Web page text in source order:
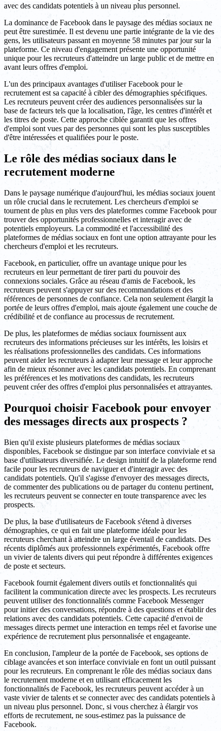
avec des candidats potentiels à un niveau plus personnel.
La dominance de Facebook dans le paysage des médias sociaux ne
peut être surestimée. Il est devenu une partie intégrante de la vie des
gens, les utilisateurs passant en moyenne 58 minutes par jour sur la
plateforme. Ce niveau d'engagement présente une opportunité
unique pour les recruteurs d'atteindre un large public et de mettre en
avant leurs offres d'emploi.
L'un des principaux avantages d'utiliser Facebook pour le
recrutement est sa capacité à cibler des démographies spécifiques.
Les recruteurs peuvent créer des audiences personnalisées sur la
base de facteurs tels que la localisation, l'âge, les centres d'intérêt et
les titres de poste. Cette approche ciblée garantit que les offres
d'emploi sont vues par des personnes qui sont les plus susceptibles
d'être intéressées et qualifiées pour le poste.
Le rôle des médias sociaux dans le
recrutement moderne
Dans le paysage numérique d'aujourd'hui, les médias sociaux jouent
un rôle crucial dans le recrutement. Les chercheurs d'emploi se
tournent de plus en plus vers des plateformes comme Facebook pour
trouver des opportunités professionnelles et interagir avec de
potentiels employeurs. La commodité et l'accessibilité des
plateformes de médias sociaux en font une option attrayante pour les
chercheurs d'emploi et les recruteurs.
Facebook, en particulier, offre un avantage unique pour les
recruteurs en leur permettant de tirer parti du pouvoir des
connexions sociales. Grâce au réseau d'amis de Facebook, les
recruteurs peuvent s'appuyer sur des recommandations et des
références de personnes de confiance. Cela non seulement élargit la
portée de leurs offres d'emploi, mais ajoute également une couche de
crédibilité et de confiance au processus de recrutement.
De plus, les plateformes de médias sociaux fournissent aux
recruteurs des informations précieuses sur les intérêts, les loisirs et
les réalisations professionnelles des candidats. Ces informations
peuvent aider les recruteurs à adapter leur message et leur approche
afin de mieux résonner avec les candidats potentiels. En comprenant
les préférences et les motivations des candidats, les recruteurs
peuvent créer des offres d'emploi plus personnalisées et attrayantes.
Pourquoi choisir Facebook pour envoyer
des messages directs aux prospects ?
Bien qu'il existe plusieurs plateformes de médias sociaux
disponibles, Facebook se distingue par son interface conviviale et sa
base d'utilisateurs diversifiée. Le design intuitif de la plateforme rend
facile pour les recruteurs de naviguer et d'interagir avec des
candidats potentiels. Qu'il s'agisse d'envoyer des messages directs,
de commenter des publications ou de partager du contenu pertinent,
les recruteurs peuvent se connecter en toute transparence avec les
prospects.
De plus, la base d'utilisateurs de Facebook s'étend à diverses
démographies, ce qui en fait une plateforme idéale pour les
recruteurs cherchant à atteindre un large éventail de candidats. Des
récents diplômés aux professionnels expérimentés, Facebook offre
un vivier de talents divers qui peut répondre à différentes exigences
de poste et secteurs.
Facebook fournit également divers outils et fonctionnalités qui
facilitent la communication directe avec les prospects. Les recruteurs
peuvent utiliser des fonctionnalités comme Facebook Messenger
pour initier des conversations, répondre à des questions et établir des
relations avec des candidats potentiels. Cette capacité d'envoi de
messages directs permet une interaction en temps réel et favorise une
expérience de recrutement plus personnalisée et engageante.
En conclusion, l'ampleur de la portée de Facebook, ses options de
ciblage avancées et son interface conviviale en font un outil puissant
pour les recruteurs. En comprenant le rôle des médias sociaux dans
le recrutement moderne et en utilisant efficacement les
fonctionnalités de Facebook, les recruteurs peuvent accéder à un
vaste vivier de talents et se connecter avec des candidats potentiels à
un niveau plus personnel. Donc, si vous cherchez à élargir vos
efforts de recrutement, ne sous-estimez pas la puissance de
Facebook.